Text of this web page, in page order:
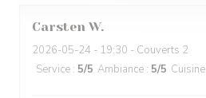
Carsten W
2026-05-24 - 19:30 - Couverts 2
Service : 5/5 Ambiance : 5/5 Cuisine